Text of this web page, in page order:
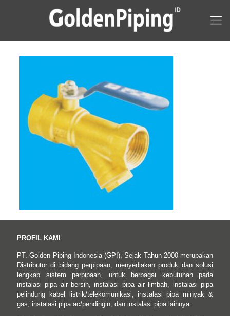
PROFIL KAMI
PT. Golden Piping Indonesia (GPI), Sejak Tahun 2000 merupakan
Distributor di bidang perpipaan, menyediakan produk dan solusi
lengkap sistem perpipaan, untuk berbagai kebutuhan pada
instalasi pipa air bersih, instalasi pipa air limbah, instalasi pipa
pelindung kabel listrik/telekomunikasi, instalasi pipa minyak &
gas, instalasi pipa ac/pendingin, dan instalasi pipa lainnya.